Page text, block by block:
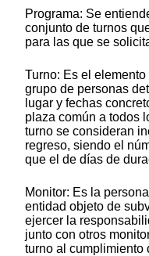
Programa: Se
conjunto de turnos
para las que se
Turno: Es el
grupo de personas
lugar y fechas
plaza común a todos
turno se consideran
regreso, siendo el
que el de días de
Monitor: Es la
entidad objeto de
ejercer la
junto con otros
turno al cumplimiento